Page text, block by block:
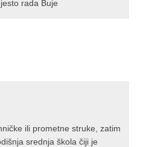
rada Buje
ili prometne struke, zatim
srednja škola čiji je